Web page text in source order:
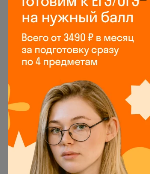
Болонскую систему образования
придумали в Европе. По задумке,
внутри этой системы студенты
могут легко переходить из вуза в
вуз как внутри страны, так и за
рубежом. То есть в теории
студент может начать обучение
на бакалавра в России, затем
перевестись в университет в
Сербии, а в магистратуру
поступить и вовсе в какой-
нибудь Румынии.